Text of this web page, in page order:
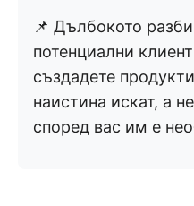
📌 Дълбокото
потенциални
създадете
наистина искат, а
според вас им е